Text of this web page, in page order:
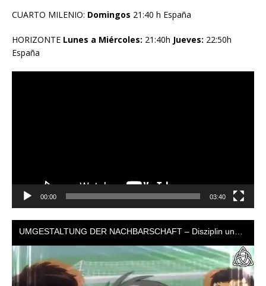
CUARTO MILENIO: Domingos 21:40 h España
HORIZONTE Lunes a Miércoles: 21:40h Jueves: 22:50h
España
00:00 03:40